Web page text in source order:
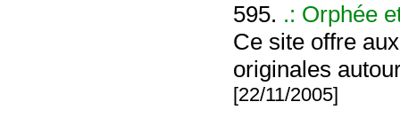
595. .: Orphée
Ce site offre
originales
[22/11/2005]